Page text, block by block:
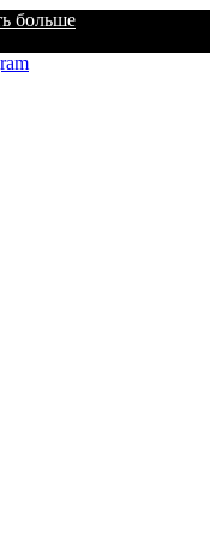
больше